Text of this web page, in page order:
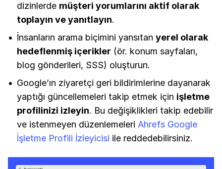
dizinlerde müşteri yorumlarını aktif olarak
toplayın ve yanıtlayın.
İnsanların arama biçimini yansıtan yerel olarak
hedeflenmiş içerikler (ör. konum sayfaları,
blog gönderileri, SSS) oluşturun.
Google’ın ziyaretçi geri bildirimlerine dayanarak
yaptığı güncellemeleri takip etmek için işletme
profilinizi izleyin. Bu değişiklikleri takip edebilir
ve istenmeyen düzenlemeleri Ahrefs Google
İşletme Profili İzleyicisi ile reddedebilirsiniz.